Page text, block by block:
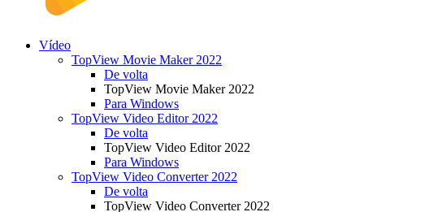
Vídeo
TopView Movie Maker 2022
De volta
TopView Movie Maker 2022
Para Windows
TopView Video Editor 2022
De volta
TopView Video Editor 2022
Para Windows
TopView Video Converter 2022
De volta
TopView Video Converter 2022